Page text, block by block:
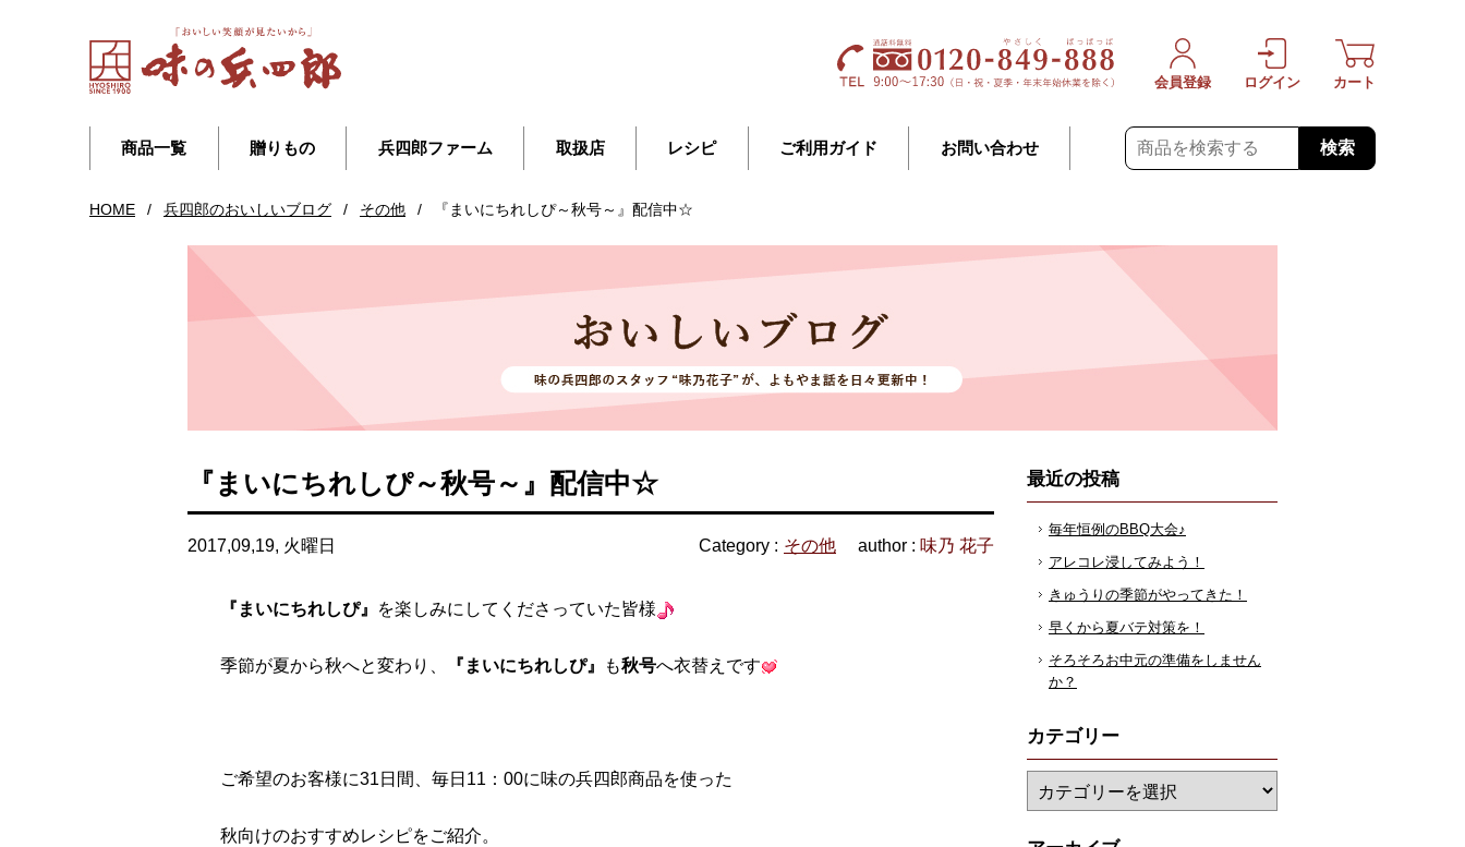
商品一覧 贈りもの 兵四郎ファーム 取扱店 レシピ ご利用ガイド お問い合わせ 検索
会員登録 ログイン カート
HOME / 兵四郎のおいしいブログ / その他 / 『まいにちれしぴ～秋号～』配信中☆
『まいにちれしぴ～秋号～』配信中☆
2017,09,19, 火曜日 Category : その他 author : 味乃 花子
『まいにちれしぴ』 を楽しみにしてくださっていた皆様
季節が夏から秋へと変わり、 『まいにちれしぴ』 も秋号へ衣替えです
ご希望のお客様に31日間、毎日11：00に味の兵四郎商品を使った
秋向けのおすすめレシピをご紹介。
最近の投稿
毎年恒例のBBQ大会♪
アレコレ浸してみよう！
きゅうりの季節がやってきた！
早くから夏バテ対策を！
そろそろお中元の準備をしません
か？
カテゴリー